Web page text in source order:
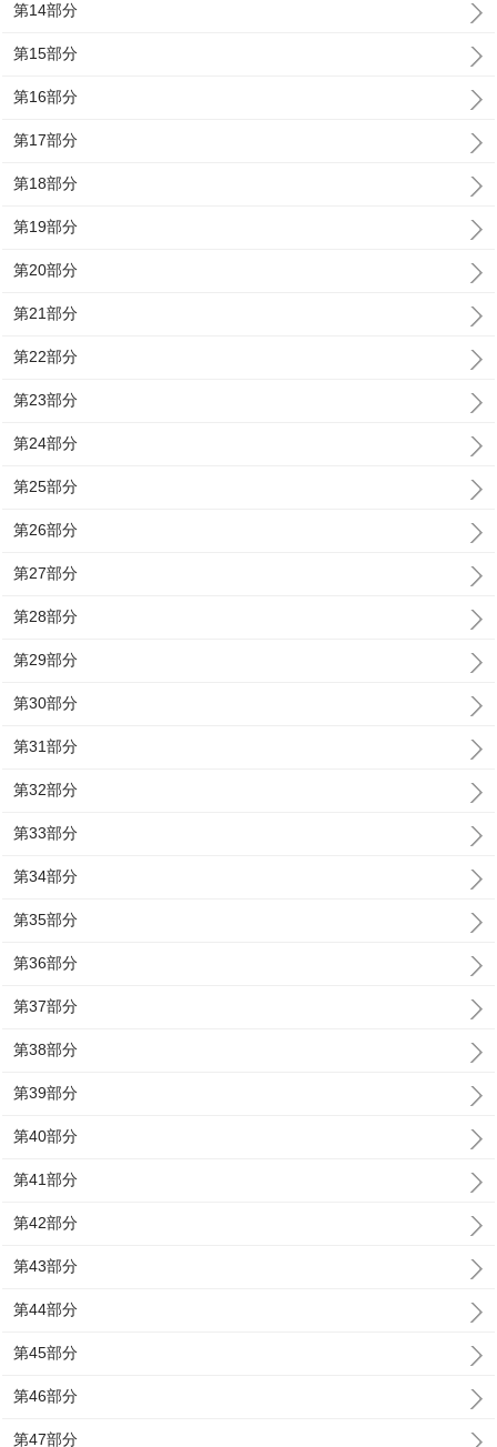
第14部分
第15部分
第16部分
第17部分
第18部分
第19部分
第20部分
第21部分
第22部分
第23部分
第24部分
第25部分
第26部分
第27部分
第28部分
第29部分
第30部分
第31部分
第32部分
第33部分
第34部分
第35部分
第36部分
第37部分
第38部分
第39部分
第40部分
第41部分
第42部分
第43部分
第44部分
第45部分
第46部分
第47部分